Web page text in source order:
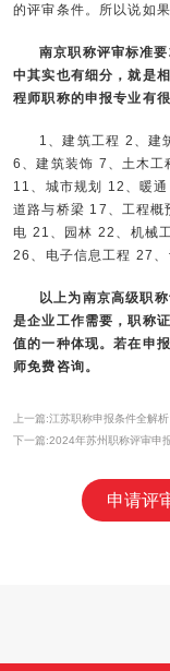
的评审条件。所以说如
南京职称评审标准
中其实也有细分，就是
程师职称的申报专业有
1、建筑工程 2、建
6、建筑装饰 7、土木
11、城市规划 12、暖
道路与桥梁 17、工程
电 21、园林 22、机械
26、电子信息工程 27
以上为南京高级职
是企业工作需要，职称
值的一种体现。若在申
师免费咨询。
上一篇:江苏职称申报条件全解
下一篇:2024年苏州职称评审申
申请评